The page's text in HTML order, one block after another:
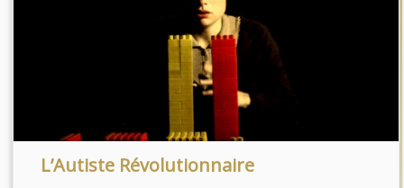
L’Autiste Révolutionnaire